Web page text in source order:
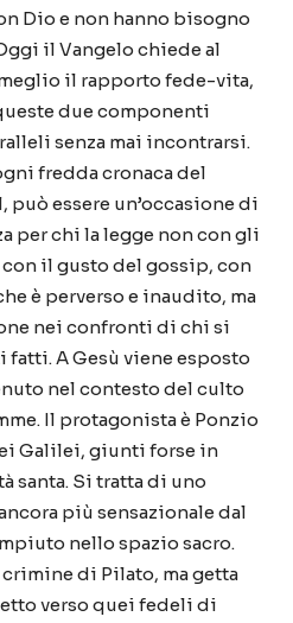
Dio e non hanno bisogno
il Vangelo chiede al
il rapporto fede-vita,
due componenti
senza mai incontrarsi.
fredda cronaca del
essere un’occasione di
per chi la legge non con gli
il gusto del gossip, con
è perverso e inaudito, ma
nei confronti di chi si
A Gesù viene esposto
nel contesto del culto
Il protagonista è Ponzio
Galilei, giunti forse in
santa. Si tratta di uno
più sensazionale dal
nello spazio sacro.
di Pilato, ma getta
verso quei fedeli di